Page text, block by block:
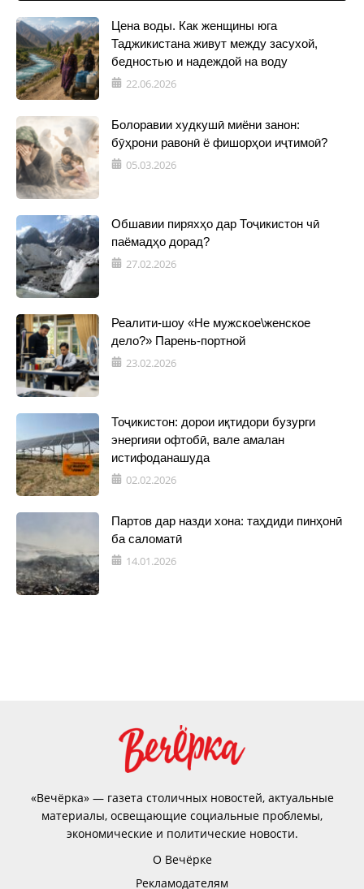
Цена воды. Как женщины юга
Таджикистана живут между засухой,
бедностью и надеждой на воду
22.06.2026
Болоравии худкушӣ миёни занон:
бӯҳрони равонӣ ё фишорҳои иҷтимоӣ?
05.03.2026
Обшавии пиряхҳо дар Тоҷикистон чӣ
паёмадҳо дорад?
27.02.2026
Реалити-шоу «Не мужское\женское
дело?» Парень-портной
23.02.2026
Тоҷикистон: дорои иқтидори бузурги
энергияи офтобӣ, вале амалан
истифоданашуда
02.02.2026
Партов дар назди хона: таҳдиди пинҳонӣ
ба саломатӣ
14.01.2026
«Вечёрка» — газета столичных новостей, актуальные
материалы, освещающие социальные проблемы,
экономические и политические новости.
О Вечёрке
Рекламодателям